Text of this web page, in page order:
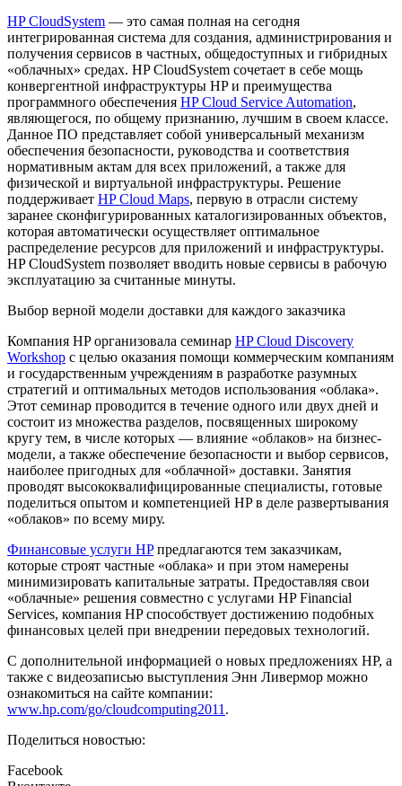
HP CloudSystem — это самая полная на сегодня
интегрированная система для создания, администрирования и
получения сервисов в частных, общедоступных и гибридных
«облачных» средах. HP CloudSystem сочетает в себе мощь
конвергентной инфраструктуры HP и преимущества
программного обеспечения HP Cloud Service Automation,
являющегося, по общему признанию, лучшим в своем классе.
Данное ПО представляет собой универсальный механизм
обеспечения безопасности, руководства и соответствия
нормативным актам для всех приложений, а также для
физической и виртуальной инфраструктуры. Решение
поддерживает HP Cloud Maps, первую в отрасли систему
заранее сконфигурированных каталогизированных объектов,
которая автоматически осуществляет оптимальное
распределение ресурсов для приложений и инфраструктуры.
HP CloudSystem позволяет вводить новые сервисы в рабочую
эксплуатацию за считанные минуты.
Выбор верной модели доставки для каждого заказчика
Компания HP организовала семинар HP Cloud Discovery
Workshop с целью оказания помощи коммерческим компаниям
и государственным учреждениям в разработке разумных
стратегий и оптимальных методов использования «облака».
Этот семинар проводится в течение одного или двух дней и
состоит из множества разделов, посвященных широкому
кругу тем, в числе которых — влияние «облаков» на бизнес-
модели, а также обеспечение безопасности и выбор сервисов,
наиболее пригодных для «облачной» доставки. Занятия
проводят высококвалифицированные специалисты, готовые
поделиться опытом и компетенцией HP в деле развертывания
«облаков» по всему миру.
Финансовые услуги HPпредлагаются тем заказчикам,
которые строят частные «облака» и при этом намерены
минимизировать капитальные затраты. Предоставляя свои
«облачные» решения совместно с услугами HP Financial
Services, компания HP способствует достижению подобных
финансовых целей при внедрении передовых технологий.
С дополнительной информацией о новых предложениях HP, а
также с видеозаписью выступления Энн Ливермор можно
ознакомиться на сайте компании:
www.hp.com/go/cloudcomputing2011 .
Поделиться новостью:
Facebook